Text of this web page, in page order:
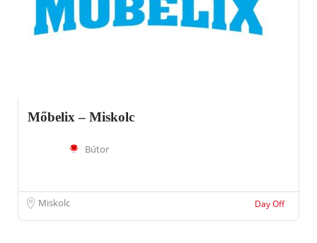
Mőbelix – Miskolc
Bútor
Miskolc Day Off